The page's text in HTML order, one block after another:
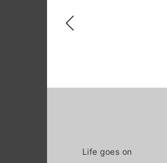
Life goes on